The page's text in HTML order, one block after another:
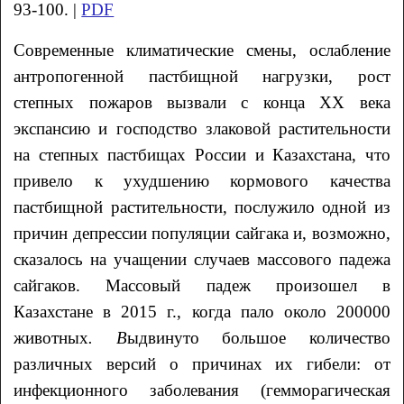
93-100. |PDF
Современные климатические смены, ослабление
антропогенной пастбищной нагрузки, рост
степных пожаров вызвали с конца XX века
экспансию и господство злаковой растительности
на степных пастбищах России и Казахстана, что
привело к ухудшению кормового качества
пастбищной растительности, послужило одной из
причин депрессии популяции сайгака и, возможно,
сказалось на учащении случаев массового падежа
сайгаков. Массовый падеж произошел в
Казахстане в 2015 г., когда пало около 200000
животных. Выдвинуто большое количество
различных версий о причинах их гибели: от
инфекционного заболевания (гемморагическая